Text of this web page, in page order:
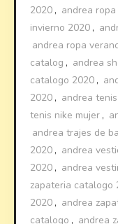
2020 , andrea
invierno 2020 ,
andrea ropa
catalog , andrea
catalogo 2020 ,
2020 , andrea
tenis nike mujer ,
andrea trajes de
2020 , andrea
2020 , andrea
zapateria catalogo
2020 , andrea
catalogo , andrea